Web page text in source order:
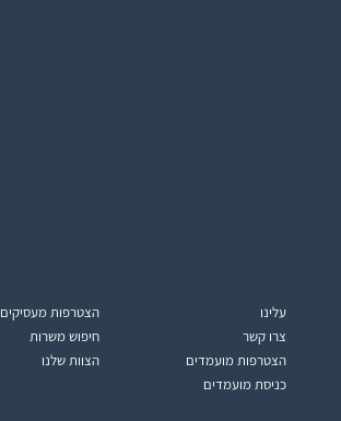
עלינו
צרו קשר
הצטרפות מועמדים
כניסת מועמדים
הצטרפות מעסיקים
חיפוש משרות
הצוות שלנו